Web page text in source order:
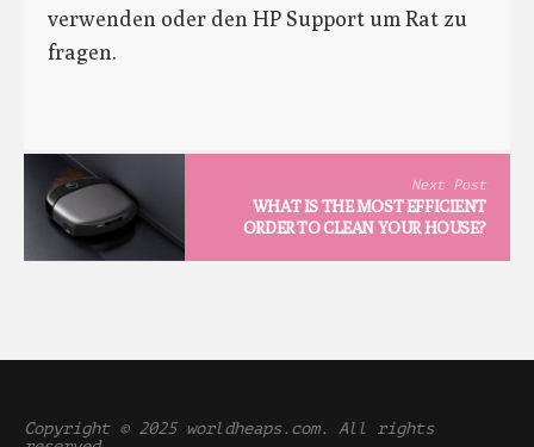
verwenden oder den HP Support um Rat zu
fragen.
Next Post
WHAT IS THE MOST EFFICIENT
ORDER TO CLEAN YOUR HOUSE?
Copyright © 2025 worldheaps.com. All rights